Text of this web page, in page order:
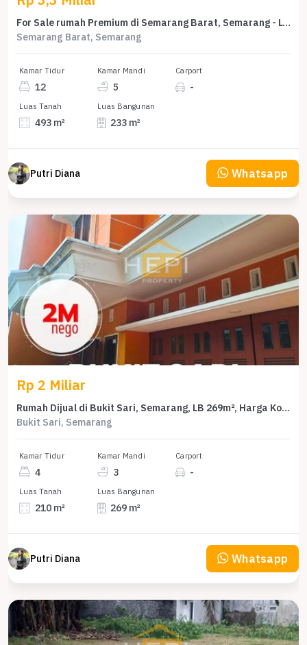
For Sale rumah Premium di Semarang Barat, Semarang - LT 493m²
Semarang Barat, Semarang
Kamar Tidur
12
Kamar Mandi
5
Carport
-
Luas Tanah
493 m²
Luas Bangunan
233 m²
Putri Diana Whatsapp
Rp 2 Miliar
Rumah Dijual di Bukit Sari, Semarang, LB 269m², Harga Kompetitif!
Bukit Sari, Semarang
Kamar Tidur
4
Kamar Mandi
3
Carport
-
Luas Tanah
210 m²
Luas Bangunan
269 m²
Putri Diana Whatsapp